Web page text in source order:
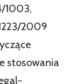
1003,
2009
stosowania